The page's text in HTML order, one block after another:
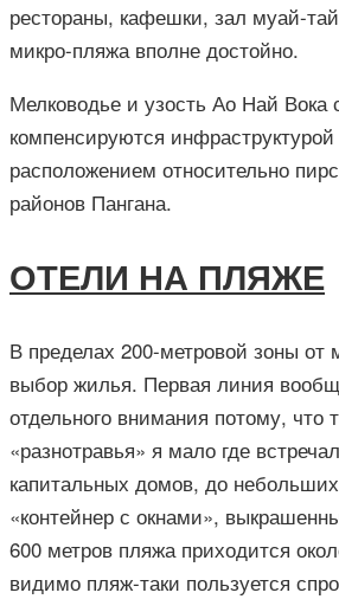
рестораны, кафешки, зал муай-
микро-пляжа вполне достойно.
Мелководье и узость Ао Най Вока
компенсируются
расположением относительно
районов Пангана.
ОТЕЛИ НА ПЛЯЖЕ
В пределах 200-метровой зоны от
выбор жилья. Первая линия
отдельного внимания потому, что
«разнотравья» я мало где
капитальных домов, до
«контейнер с окнами»,
600 метров пляжа приходится
видимо пляж-таки пользуется